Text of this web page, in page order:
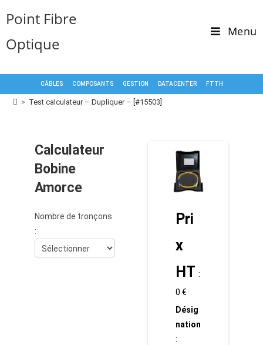
Point Fibre
Optique
Menu
CÂBLES COMPOSANTS GESTION DATACENTER FTTH
> Test calculateur – Dupliquer – [#15503]
Calculateur
Bobine
Amorce
Nombre de tronçons
:
Pri
x
HT :
0 €
Désig
nation
: